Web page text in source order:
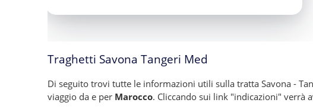
Traghetti Savona Tangeri Med
Di seguito trovi tutte le informazioni utili sulla tratta Savona -
viaggio da e per Marocco. Cliccando sui link "indicazioni" verrà